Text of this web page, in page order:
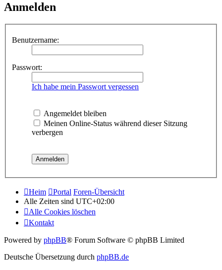
Anmelden
Benutzername:
Passwort:
Ich habe mein Passwort vergessen
Angemeldet bleiben
Meinen Online-Status während dieser Sitzung
verbergen
Heim Portal Foren-Übersicht
Alle Zeiten sind UTC+02:00
Alle Cookies löschen
Kontakt
Powered by phpBB® Forum Software © phpBB Limited
Deutsche Übersetzung durch phpBB.de